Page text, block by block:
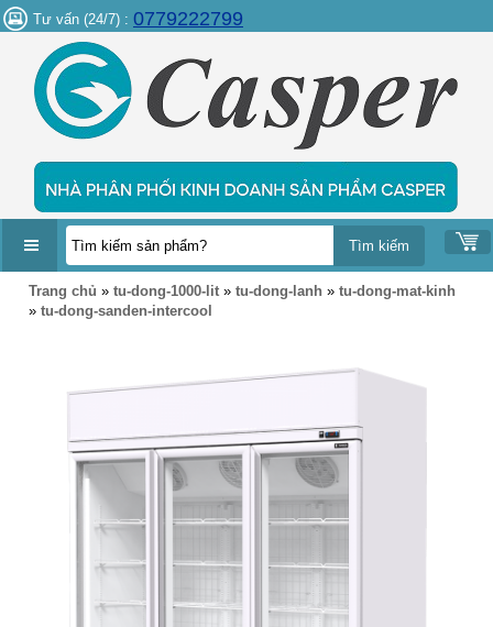
Tư vấn (24/7) : 0779222799
DANH
MỤC
Trang chủ » tu-dong-1000-lit » tu-dong-lanh » tu-dong-mat-kinh
» tu-dong-sanden-intercool